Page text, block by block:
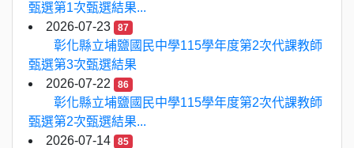
甄選第1次甄選結果...
2026-07-23
87
彰化縣立埔鹽國民中學115學年度第2次代課教師
甄選第3次甄選結果
2026-07-22
86
彰化縣立埔鹽國民中學115學年度第2次代課教師
甄選第2次甄選結果...
2026-07-14
85